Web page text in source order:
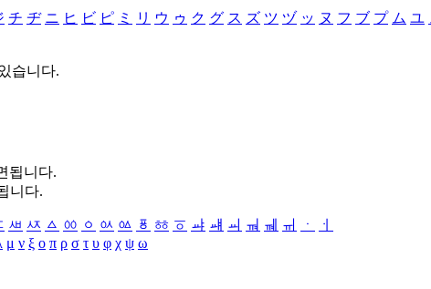
チ ヂ ニ ヒ ビ ピ ミ リ ウ ゥ ク グ ス ズ ツ ヅ ッ ヌ フ ブ プ ム ユ
습니다.
됩니다.
니다.
ㅽ ㅾ ㅿ ㆀ ㆁ ㆂ ㆃ ㆄ ㆅ ㆆ ㆇ ㆈ ㆉ ㆊ ㆋ ㆌ ㆍ
ㆎ
μ ν ξ ο π ρ σ τ υ φ χ ψ ω